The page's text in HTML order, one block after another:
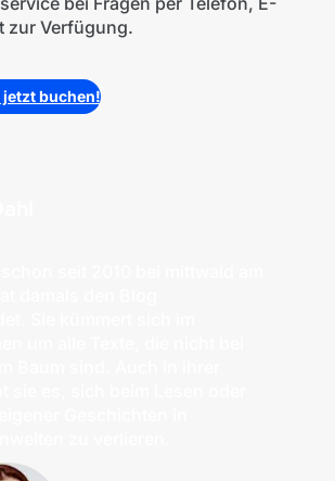
zur Verfügung.
buchen!